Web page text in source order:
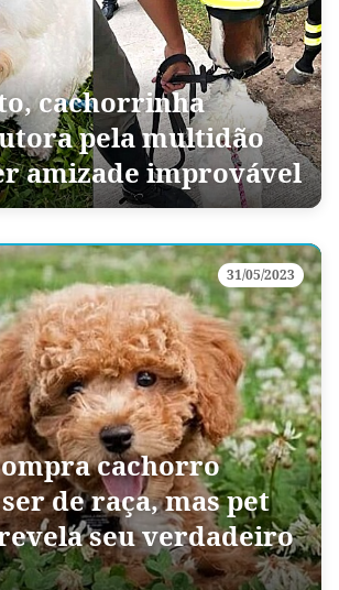
cachorrinha
pela multidão
amizade improvável
31/05/2023
cachorro
de raça, mas pet
seu verdadeiro